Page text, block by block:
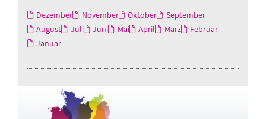
Dezember November Oktober
September
August
Juli Juni Mai April März
Februar
Januar